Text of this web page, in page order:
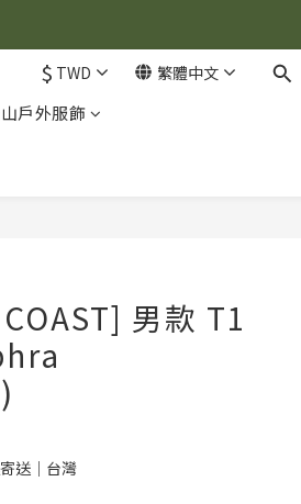
$ TWD 繁體中文
戶外服飾
男款 T1
送｜台灣